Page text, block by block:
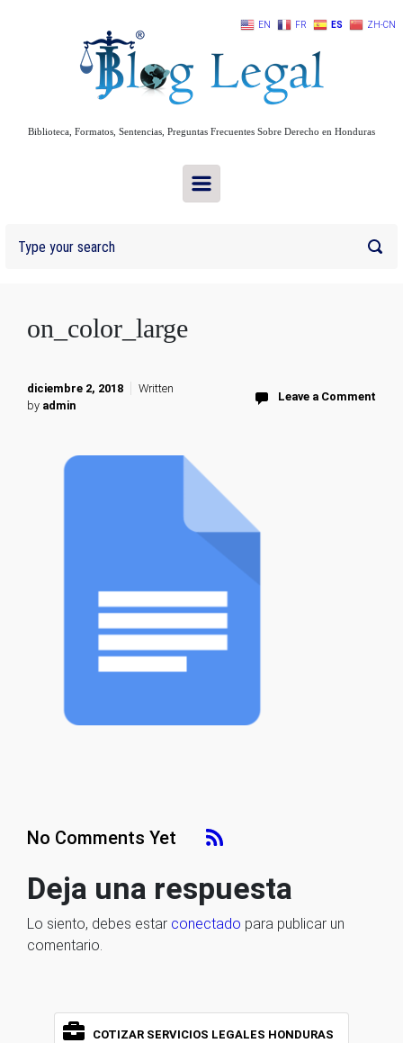
Biblioteca, Formatos, Sentencias, Preguntas Frecuentes Sobre Derecho en Honduras
on_color_large
diciembre 2, 2018
Written
by admin
Leave a Comment
No Comments Yet
Deja una respuesta
Lo siento, debes estar conectado para publicar un
comentario.
COTIZAR SERVICIOS LEGALES HONDURAS
EN FR ES ZH-CN